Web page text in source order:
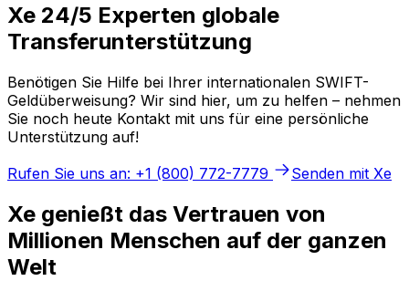
Xe 24/5 Experten globale
Transferunterstützung
Benötigen Sie Hilfe bei Ihrer internationalen SWIFT-
Geldüberweisung? Wir sind hier, um zu helfen – nehmen
Sie noch heute Kontakt mit uns für eine persönliche
Unterstützung auf!
Rufen Sie uns an: +1 (800) 772-7779
Senden mit Xe
Xe genießt das Vertrauen von
Millionen Menschen auf der ganzen
Welt